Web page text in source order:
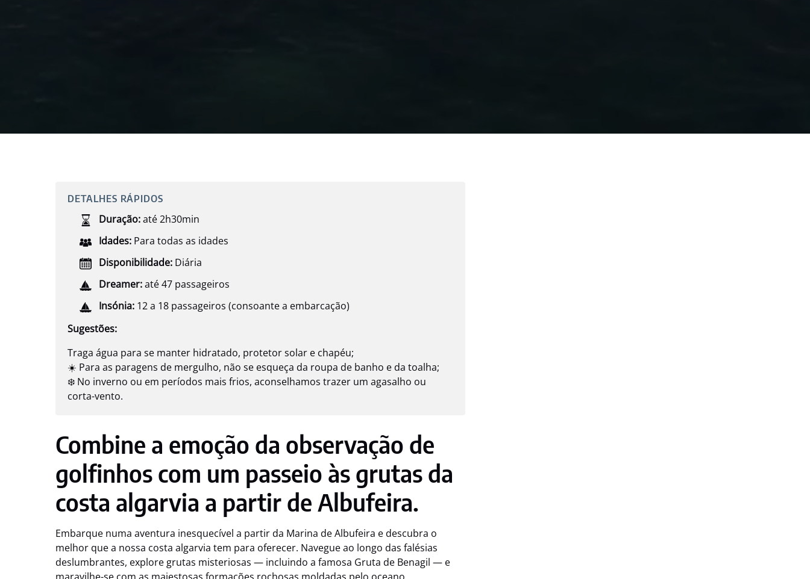
DETALHES RÁPIDOS
Duração:até 2h30min
Idades: Para todas as idades
Disponibilidade: Diária
Dreamer:até 47 passageiros
Insónia: 12 a 18 passageiros (consoante a embarcação)
Sugestões:
Traga água para se manter hidratado, protetor solar e chapéu;
☀️ Para as paragens de mergulho, não se esqueça da roupa de banho e da toalha;
❄️ No inverno ou em períodos mais frios, aconselhamos trazer um agasalho ou
corta-vento.
Combine a emoção da observação de
golfinhos com um passeio às grutas da
costa algarvia a partir de Albufeira.
Embarque numa aventura inesquecível a partir da Marina de Albufeira e descubra o
melhor que a nossa costa algarvia tem para oferecer. Navegue ao longo das falésias
deslumbrantes, explore grutas misteriosas — incluindo a famosa Gruta de Benagil — e